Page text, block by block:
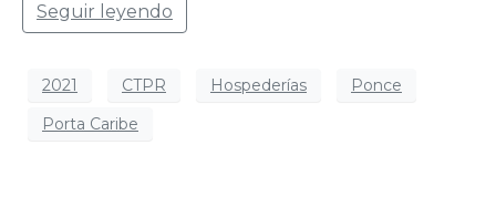
Seguir leyendo
2021 CTPR Hospederías
Ponce
Porta Caribe